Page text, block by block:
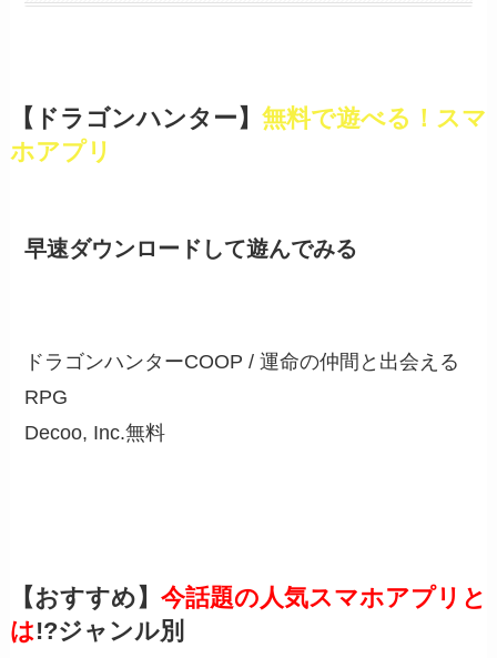
【ドラゴンハンター】 無料で遊べる！スマ
ホアプリ
早速ダウンロードして遊んでみる
ドラゴンハンターCOOP / 運命の仲間と出会える
RPG
Decoo, Inc.無料
【おすすめ】 今話題の人気スマホアプリと
は!?ジャンル別